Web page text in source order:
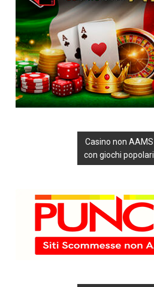
Casino non AAMS
con giochi popolari